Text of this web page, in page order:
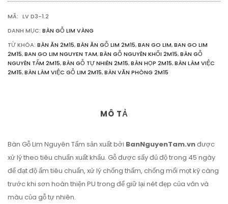
MÃ: LV D3-1.2
DANH MỤC: BÀN GỖ LIM VÀNG
TỪ KHÓA: BÀN ĂN 2M15,BÀN ĂN GỖ LIM 2M15,BAN GO LIM,BAN GO LIM
2M15,BAN GO LIM NGUYEN TAM,BÀN GỖ NGUYÊN KHỐI 2M15,BÀN GỖ
NGUYÊN TẤM 2M15,BÀN GỖ TỰ NHIÊN 2M15,BÀN HỌP 2M15,BÀN LÀM VIỆC
2M15,BÀN LÀM VIỆC GỖ LIM 2M15,BÀN VĂN PHÒNG 2M15
MÔ TẢ
Bàn Gỗ Lim Nguyên Tấm sản xuất bởi BanNguyenTam.vnđược
xử lý theo tiêu chuẩn xuất khẩu. Gỗ được sấy đủ độ trong 45 ngày
để đạt độ ẩm tiêu chuẩn, xử lý chống thấm, chống mối mọt kỹ càng
trước khi sơn hoàn thiện PU trong để giữ lại nét đẹp của vân và
màu của gỗ tự nhiên.